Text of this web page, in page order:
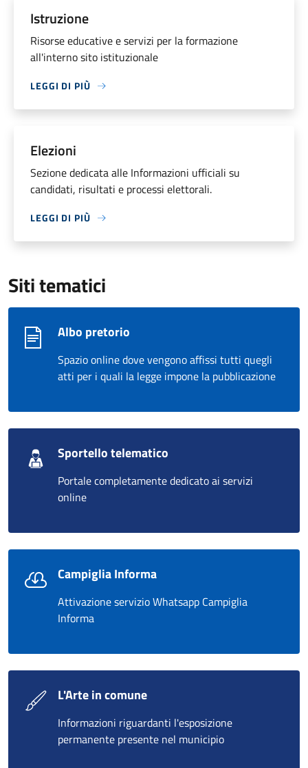
Istruzione
Risorse educative e servizi per la formazione
all'interno sito istituzionale
LEGGI DI PIÙ
Elezioni
Sezione dedicata alle Informazioni ufficiali su
candidati, risultati e processi elettorali.
LEGGI DI PIÙ
Siti tematici
Albo pretorio
Spazio online dove vengono affissi tutti quegli
atti per i quali la legge impone la pubblicazione
Sportello telematico
Portale completamente dedicato ai servizi
online
Campiglia Informa
Attivazione servizio Whatsapp Campiglia
Informa
L'Arte in comune
Informazioni riguardanti l'esposizione
permanente presente nel municipio